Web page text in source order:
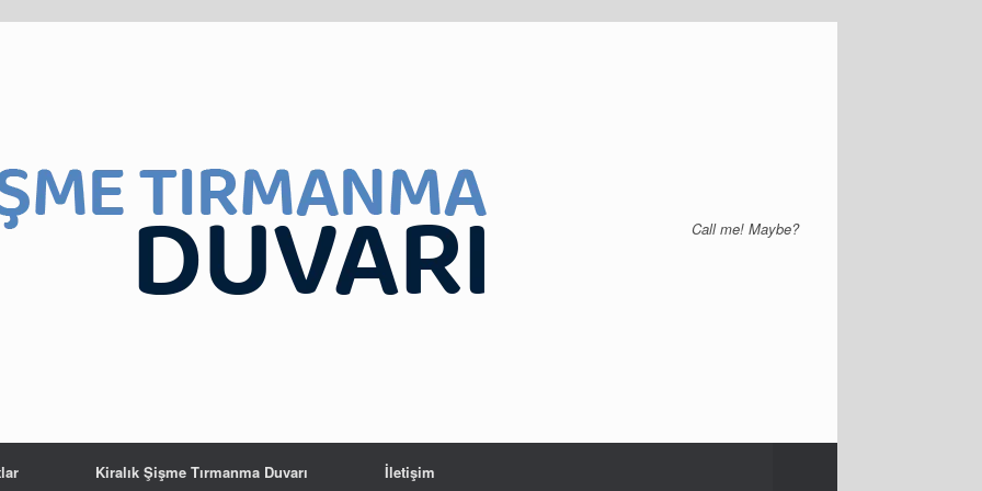
Call me! Maybe?
Kiralık Şişme Tırmanma Duvarı İletişim